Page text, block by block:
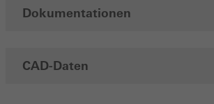
Dokumentationen
CAD-Daten